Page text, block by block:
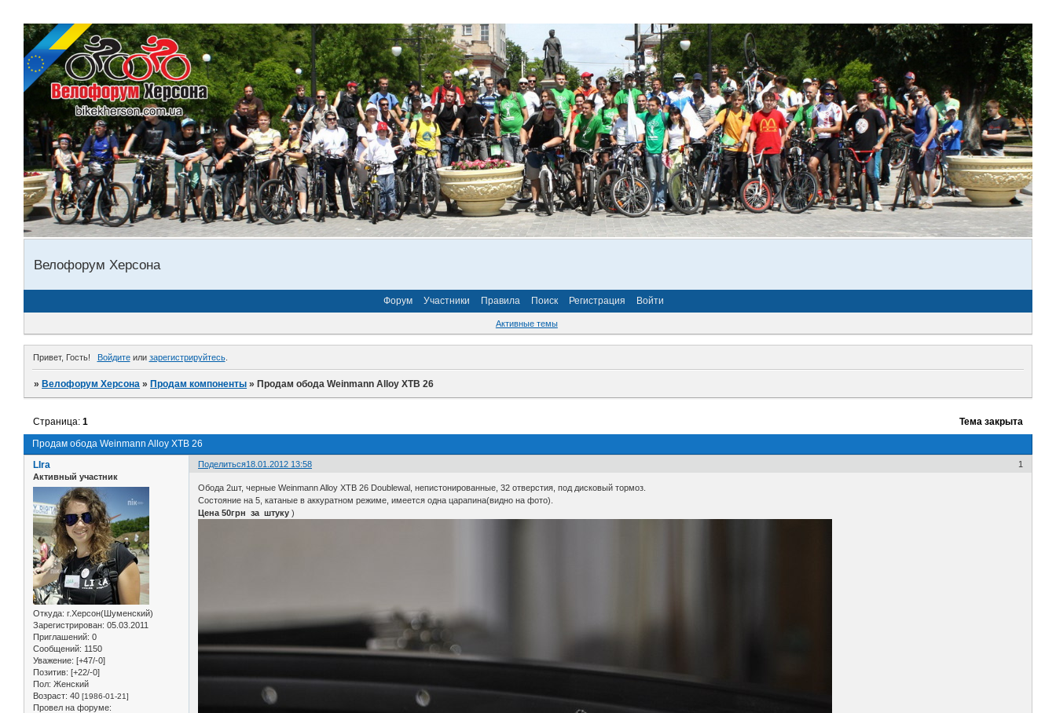
Велофорум Херсона
Форум Участники Правила Поиск Регистрация Войти
Активные темы
Привет, Гость! Войдитеили зарегистрируйтесь.
» Велофорум Херсона » Продам компоненты » Продам обода Weinmann Alloy XTB 26
Продам обода Weinmann Alloy XTB 26
Страница:1 Тема закрыта
Поделиться 1
18.01.2012 13:58
LIra
Активный участник
Откуда: г.Херсон(Шуменский)
Зарегистрирован: 05.03.2011
Приглашений: 0
Сообщений: 1150
Уважение: [+47/-0]
Позитив: [+22/-0]
Пол: Женский
Возраст: 40 [1986-01-21]
Провел на форуме:
Обода 2шт, черные Weinmann Alloy XTB 26 Doublewal, непистонированные, 32 отверстия, под дисковый тормоз.
Состояние на 5, катаные в аккуратном режиме, имеется одна царапина(видно на фото).
Цена 50грн за штуку)